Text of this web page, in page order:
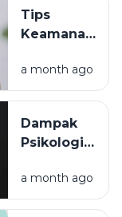
Tips
Keamanan
Media
Sosial:
bagi
Orang Tua
Mencegah
Risiko
a month ago
Dampak
Psikologis
Seksual
pada
a month ago